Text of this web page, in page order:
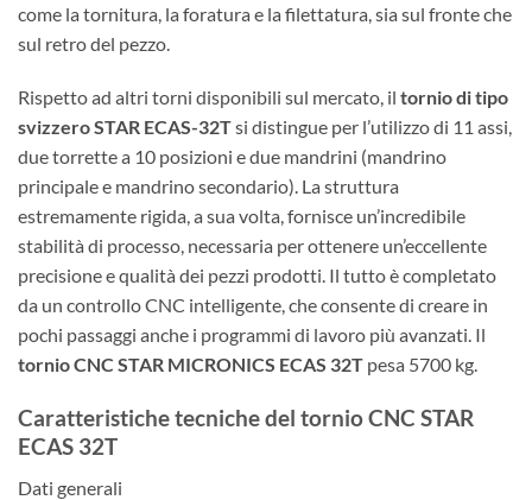
come la tornitura, la foratura e la filettatura, sia sul fronte che
sul retro del pezzo.
Rispetto ad altri torni disponibili sul mercato, il tornio di tipo
svizzero STAR ECAS-32Tsi distingue per l’utilizzo di 11 assi,
due torrette a 10 posizioni e due mandrini (mandrino
principale e mandrino secondario). La struttura
estremamente rigida, a sua volta, fornisce un’incredibile
stabilità di processo, necessaria per ottenere un’eccellente
precisione e qualità dei pezzi prodotti. Il tutto è completato
da un controllo CNC intelligente, che consente di creare in
pochi passaggi anche i programmi di lavoro più avanzati. Il
tornio CNC STAR MICRONICS ECAS 32T pesa 5700 kg.
Caratteristiche tecniche del tornio CNC STAR
ECAS 32T
Dati generali